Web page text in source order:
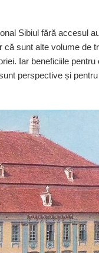
Sibiul fără accesul
sunt alte volume de
Iar beneficiile
perspective și